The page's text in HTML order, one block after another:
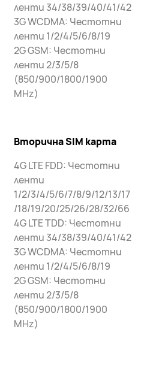
ленти 34/38/39/40/41/42
3G WCDMA: Честотни
ленти 1/2/4/5/6/8/19
2G GSM: Честотни
ленти 2/3/5/8
(850/900/1800/1900
MHz)
Вторична SIM карта
4G LTE FDD: Честотни
ленти
1/2/3/4/5/6/7/8/9/12/13/17
/18/19/20/25/26/28/32/66
4G LTE TDD: Честотни
ленти 34/38/39/40/41/42
3G WCDMA: Честотни
ленти 1/2/4/5/6/8/19
2G GSM: Честотни
ленти 2/3/5/8
(850/900/1800/1900
MHz)